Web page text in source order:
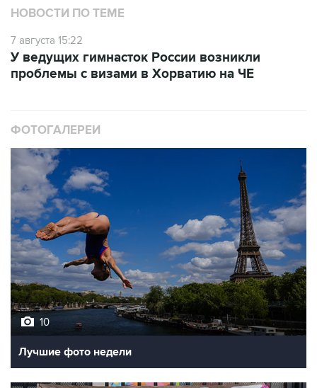
НОВОСТИ ПО ТЕМЕ
7 августа 15:22
У ведущих гимнасток России возникли
проблемы с визами в Хорватию на ЧЕ
ФОТОГАЛЕРЕИ
10
Лучшие фото недели